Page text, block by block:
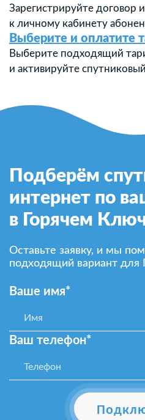
Зарегистрируйте договор
к личному кабинету
Выберите и оплатите
Выберите подходящий
и активируйте
Подберём
интернет по
в Горячем
Оставьте заявку, и мы
подходящий вариант для
Ваше имя*
Ваш телефон*